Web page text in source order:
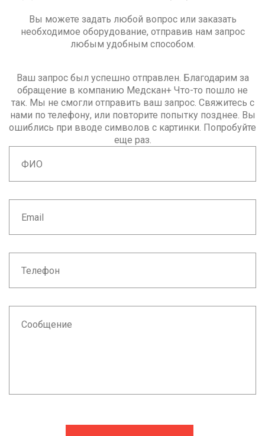
Вы можете задать любой вопрос или заказать
необходимое оборудование, отправив нам запрос
любым удобным способом.
Ваш запрос был успешно отправлен. Благодарим за
обращение в компанию Медскан+ Что-то пошло не
так. Мы не смогли отправить ваш запрос. Свяжитесь с
нами по телефону, или повторите попытку позднее. Вы
ошиблись при вводе символов с картинки. Попробуйте
еще раз.